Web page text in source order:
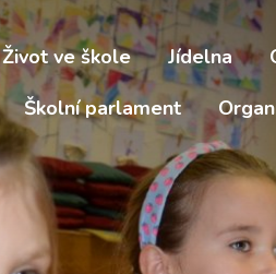
Život ve škole Jídelna
Školní parlament